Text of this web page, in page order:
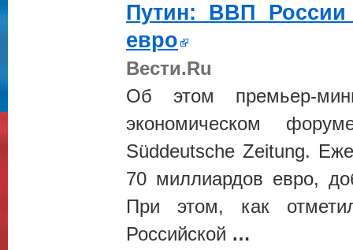
Путин: ВВП России
евро
Вести.Ru
Об этом премьер-
экономическом
Süddeutsche Zeitung.
70 миллиардов евро,
При этом, как
Российской …